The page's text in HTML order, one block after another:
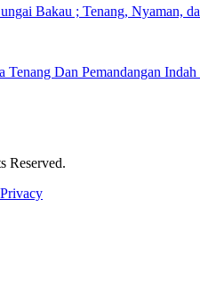
Bakau ; Tenang, Nyaman,
Dan Pemandangan
Reserved.